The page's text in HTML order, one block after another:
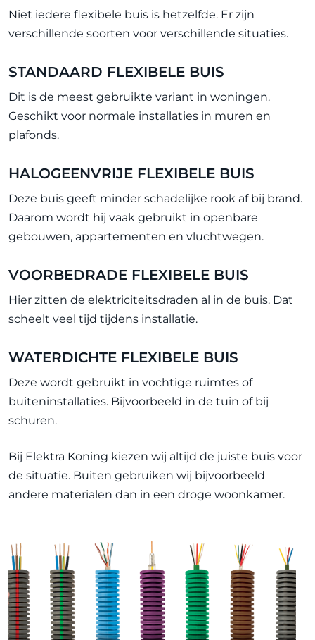
Niet iedere flexibele buis is hetzelfde. Er zijn
verschillende soorten voor verschillende situaties.
STANDAARD FLEXIBELE BUIS
Dit is de meest gebruikte variant in woningen.
Geschikt voor normale installaties in muren en
plafonds.
HALOGEENVRIJE FLEXIBELE BUIS
Deze buis geeft minder schadelijke rook af bij brand.
Daarom wordt hij vaak gebruikt in openbare
gebouwen, appartementen en vluchtwegen.
VOORBEDRADE FLEXIBELE BUIS
Hier zitten de elektriciteitsdraden al in de buis. Dat
scheelt veel tijd tijdens installatie.
WATERDICHTE FLEXIBELE BUIS
Deze wordt gebruikt in vochtige ruimtes of
buiteninstallaties. Bijvoorbeeld in de tuin of bij
schuren.
Bij Elektra Koning kiezen wij altijd de juiste buis voor
de situatie. Buiten gebruiken wij bijvoorbeeld
andere materialen dan in een droge woonkamer.